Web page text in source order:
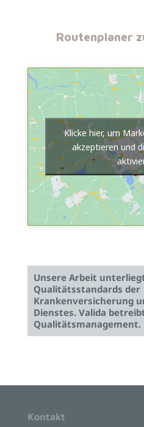
Routenplaner
Klicke hier, um
akzeptieren und
Unsere Arbeit
Qualitätsstandards der
Krankenversicherung
Dienstes. Valida
Qualitätsmanagement.
Kontakt